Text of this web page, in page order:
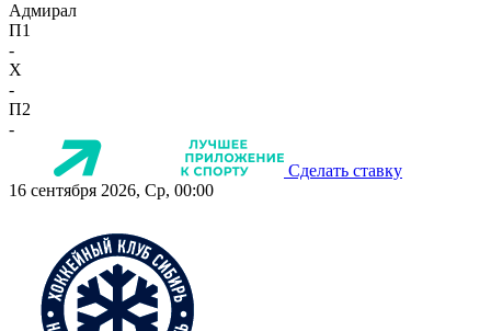
Адмирал
П1
-
X
-
П2
-
Сделать ставку
16 сентября 2026, Ср, 00:00